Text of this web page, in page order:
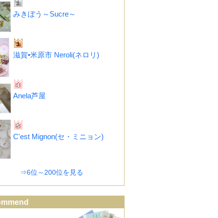
みきぼう～Sucre～
滋賀•米原市 Neroli(ネロリ)
Anela芦屋
C'est Mignon(セ・ミニョン)
⇒6位～200位を見る